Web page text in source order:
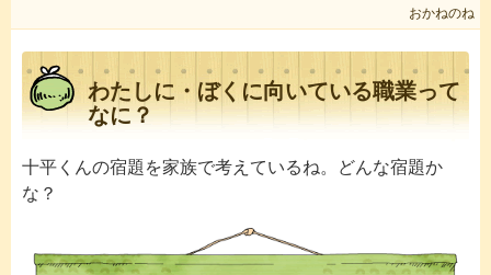
おかねのね
わたしに・ぼくに向いている職業って
なに？
十平くんの宿題を家族で考えているね。どんな宿題か
な？